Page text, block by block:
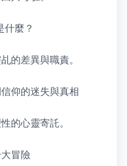
什麼？
的差異與職責。
仰的迷失與真相
的心靈寄託。
冒險